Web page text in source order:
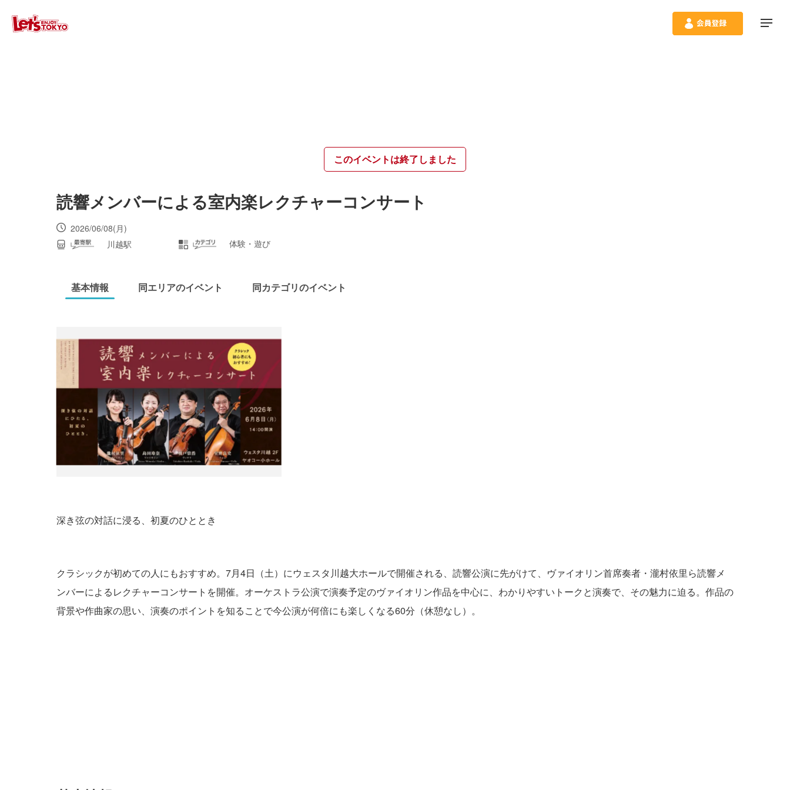
このイベントは終了しました
読響メンバーによる室内楽レクチャーコンサート
2026/06/08(月)
川越駅
体験・遊び
基本情報 同エリアのイベント 同カテゴリのイベント
深き弦の対話に浸る、初夏のひととき
クラシックが初めての人にもおすすめ。7月4日（土）にウェスタ川越大ホールで開催される、読響公演に先がけて、ヴァイオリン首席奏者・瀧村依里ら読響メ
ンバーによるレクチャーコンサートを開催。オーケストラ公演で演奏予定のヴァイオリン作品を中心に、わかりやすいトークと演奏で、その魅力に迫る。作品の
背景や作曲家の思い、演奏のポイントを知ることで今公演が何倍にも楽しくなる60分（休憩なし）。